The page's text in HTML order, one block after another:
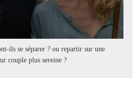
ils se séparer ? ou repartir sur une
couple plus sereine ?